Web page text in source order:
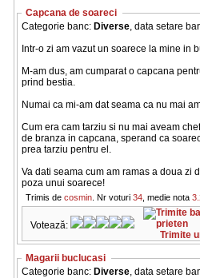
Capcana de soareci
Categorie banc: Diverse, data setare
Intr-o zi am vazut un soarece la mine in
M-am dus, am cumparat o capcana
prind bestia.
Numai ca mi-am dat seama ca nu mai
Cum era cam tarziu si nu mai aveam
de branza in capcana, sperand ca
prea tarziu pentru el.
Va dati seama cum am ramas a doua zi
poza unui soarece!
Trimis de cosmin. Nr voturi 34, medie nota
Votează:
Trimite
Magarii buclucasi
Categorie banc: Diverse, data setare